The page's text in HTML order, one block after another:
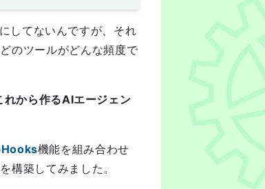
してないんですが、それ
のツールがどんな頻度で
れから作るAIエージェン
Hooks機能を組み合わせ
構築してみました。